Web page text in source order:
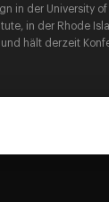
in der University
in der Rhode
hält derzeit